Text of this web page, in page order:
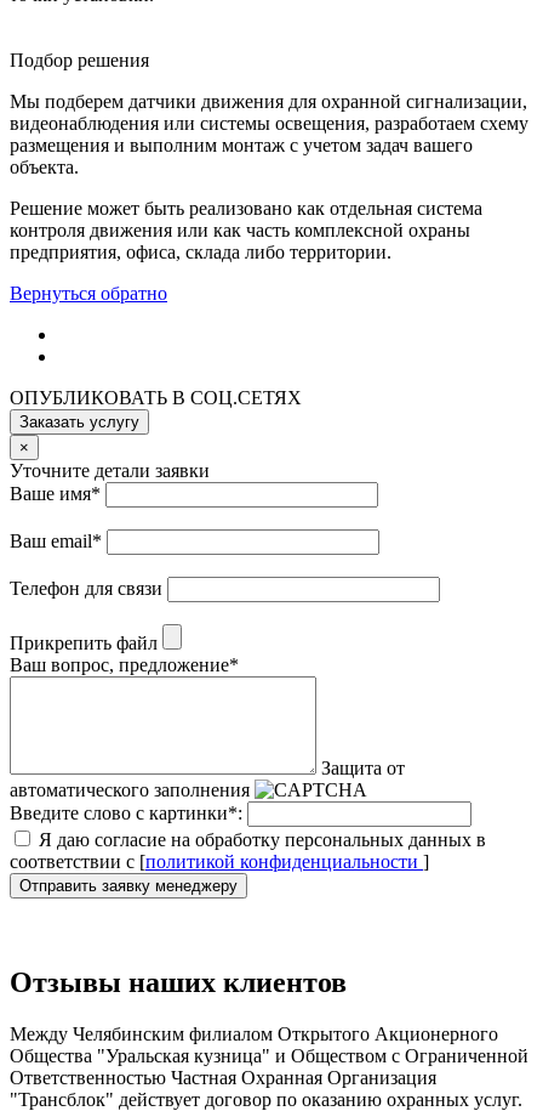
Подбор решения
Мы подберем датчики движения для охранной сигнализации,
видеонаблюдения или системы освещения, разработаем схему
размещения и выполним монтаж с учетом задач вашего
объекта.
Решение может быть реализовано как отдельная система
контроля движения или как часть комплексной охраны
предприятия, офиса, склада либо территории.
Вернуться обратно
ОПУБЛИКОВАТЬ В СОЦ.СЕТЯХ
Заказать услугу
×
Уточните детали заявки
Ваше имя*
Ваш email*
Телефон для связи
Прикрепить файл
Ваш вопрос, предложение*
Защита от
автоматического заполнения
Введите слово с картинки*:
Я даю согласие на обработку персональных данных в
соответствии с [политикой конфиденциальности ]
Отправить заявку менеджеру
Отзывы наших клиентов
Между Челябинским филиалом Открытого Акционерного
Общества "Уральская кузница" и Обществом с Ограниченной
Ответственностью Частная Охранная Организация
"Трансблок" действует договор по оказанию охранных услуг.